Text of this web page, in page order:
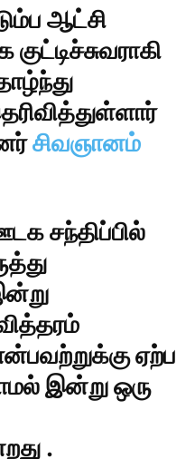
ஆட்சி
சிவஞானம்
சந்திப்பில்
ஏற்ப
இன்று ஒரு
.